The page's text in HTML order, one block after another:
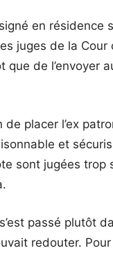
en résidence
juges de la
de l’envoyer
placer l’ex
et
sont jugées trop
passé plutôt
redouter.